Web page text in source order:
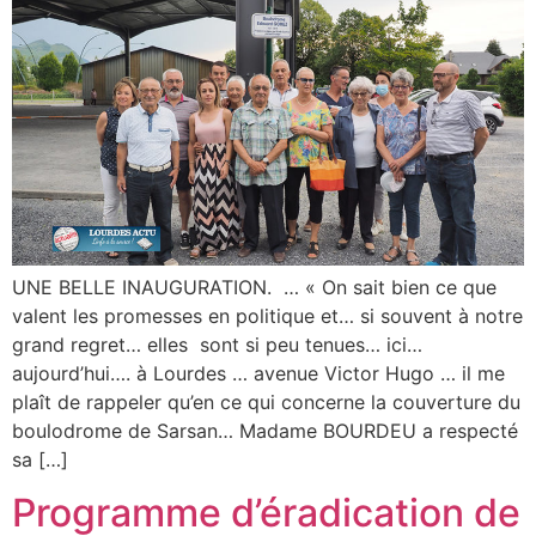
UNE BELLE INAUGURATION. … « On sait bien ce que
valent les promesses en politique et… si souvent à notre
grand regret… elles sont si peu tenues… ici…
aujourd’hui…. à Lourdes … avenue Victor Hugo … il me
plaît de rappeler qu’en ce qui concerne la couverture du
boulodrome de Sarsan… Madame BOURDEU a respecté
sa […]
Programme d’éradication de